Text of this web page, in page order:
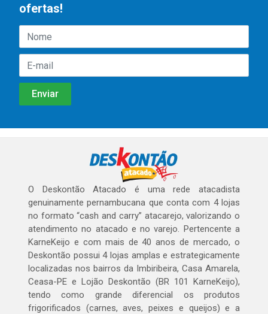
ofertas!
O Deskontão Atacado é uma rede atacadista
genuinamente pernambucana que conta com 4 lojas
no formato “cash and carry” atacarejo, valorizando o
atendimento no atacado e no varejo. Pertencente a
KarneKeijo e com mais de 40 anos de mercado, o
Deskontão possui 4 lojas amplas e estrategicamente
localizadas nos bairros da Imbiribeira, Casa Amarela,
Ceasa-PE e Lojão Deskontão (BR 101 KarneKeijo),
tendo como grande diferencial os produtos
frigorificados (carnes, aves, peixes e queijos) e a